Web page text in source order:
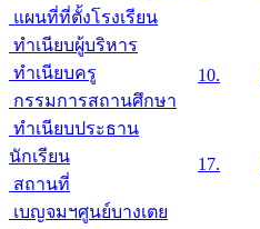
แผนที่ที่ตั้งโรงเรียน
ทำเนียบผู้บริหาร
ทำเนียบครู
กรรมการสถานศึกษา
ทำเนียบประธาน
นักเรียน
สถานที่
เบญจมฯศูนย์บางเตย
10.
17.